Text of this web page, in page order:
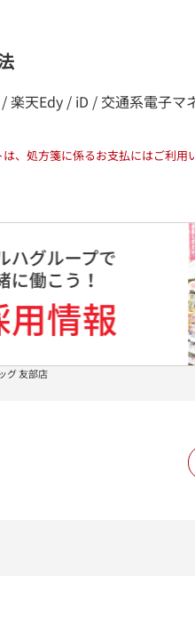
楽天Edy / iD / 交通系電子
、処方箋に係るお支払にはご利用
グ 友部店